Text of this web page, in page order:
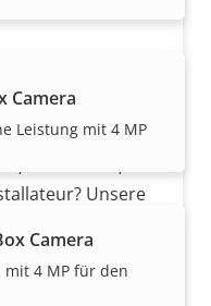
Camera
Leistung mit 4 MP
Camera
mit 4 MP für den
Unsere
einer von ihnen